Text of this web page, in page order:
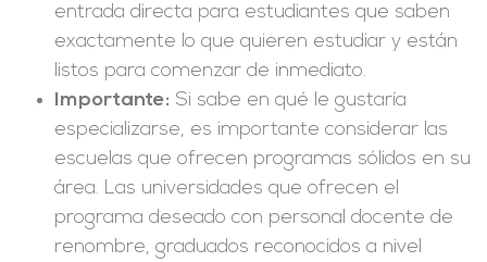
entrada directa para estudiantes que saben
exactamente lo que quieren estudiar y están
listos para comenzar de inmediato.
Importante: Si sabe en qué le gustaría
especializarse, es importante considerar las
escuelas que ofrecen programas sólidos en su
área. Las universidades que ofrecen el
programa deseado con personal docente de
renombre, graduados reconocidos a nivel